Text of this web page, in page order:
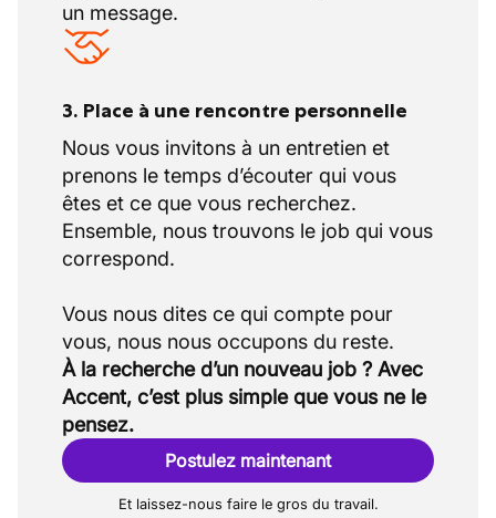
un message.
3. Place à une rencontre personnelle
Nous vous invitons à un entretien et
prenons le temps d’écouter qui vous
êtes et ce que vous recherchez.
Ensemble, nous trouvons le job qui vous
correspond.
Vous nous dites ce qui compte pour
À la recherche d’un nouveau job ? Avec
Accent, c’est plus simple que vous ne le
pensez.
Postulez maintenant
Et laissez-nous faire le gros du travail.